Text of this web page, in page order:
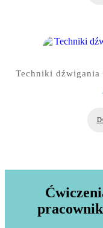
Techniki dźwigania